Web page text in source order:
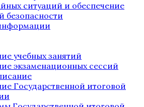
ситуаций и обеспечение
безопасности
учебных занятий
экзаменационных сессий
Государственной итоговой